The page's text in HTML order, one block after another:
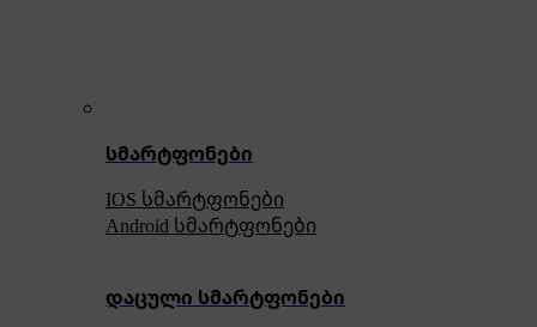
სმარტფონები
IOS სმარტფონები
Android სმარტფონები
დაცული სმარტფონები